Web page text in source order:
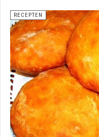
RECEPTEN